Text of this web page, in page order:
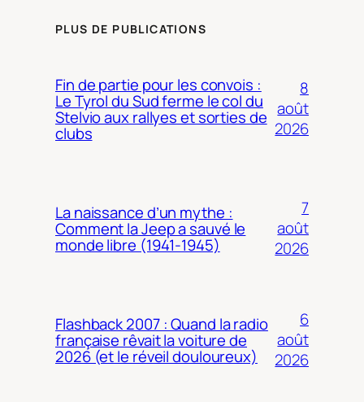
PLUS DE PUBLICATIONS
Fin de partie pour les convois :
Le Tyrol du Sud ferme le col du
Stelvio aux rallyes et sorties de
clubs
8
août
2026
La naissance d’un mythe :
Comment la Jeep a sauvé le
monde libre (1941-1945)
7
août
2026
Flashback 2007 : Quand la radio
française rêvait la voiture de
2026 (et le réveil douloureux)
6
août
2026